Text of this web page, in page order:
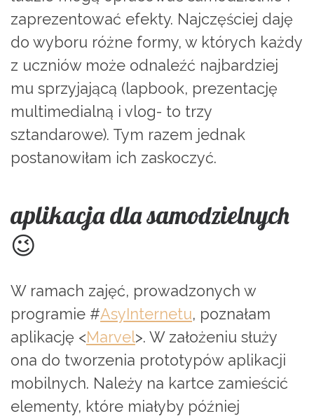
zaprezentować efekty. Najczęściej daję
do wyboru różne formy, w których każdy
z uczniów może odnaleźć najbardziej
mu sprzyjającą (lapbook, prezentację
multimedialną i vlog- to trzy
sztandarowe). Tym razem jednak
postanowiłam ich zaskoczyć.
aplikacja dla samodzielnych
😉
W ramach zajęć, prowadzonych w
programie #AsyInternetu, poznałam
aplikację <Marvel>. W założeniu służy
ona do tworzenia prototypów aplikacji
mobilnych. Należy na kartce zamieścić
elementy, które miałyby później